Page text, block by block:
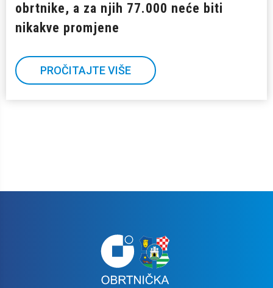
obrtnike, a za njih 77.000 neće biti
nikakve promjene
PROČITAJTE VIŠE